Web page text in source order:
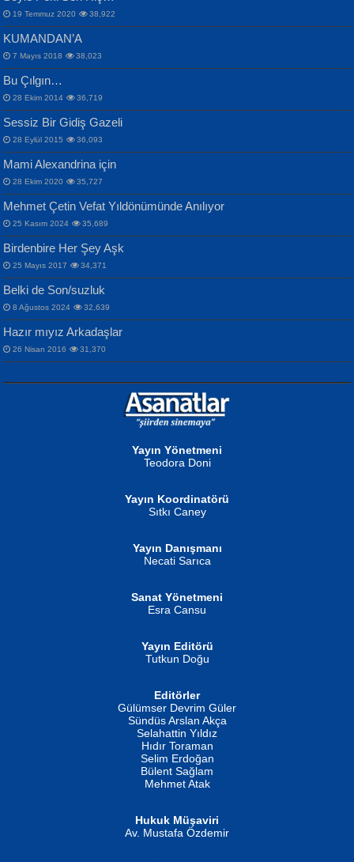
İPEK ACAR SERT
Gazze’nin Şecaati, Ümmetin İmtihanı...
MAHMUT GÜRBÜZ
İbrahim Olmak ve Bitirebilmek...
NURAN KÖSE BAYDAR
İSMAİL OKUTAN
Erkeklerin Kahrolması Ne Demektir
Selahattin Yıldız
İdrakimle Üşürken...
Songül Özel
Mahzen...
Ben Deniz Değilim ki...
Evvel Zaman Tanrıçası...
ERDEM BAYAZIT
Sana, Bana, Vatanıma, Ülkemin
İnsanlarına Dair...
NAZIM HİKMET RAN
Bir Cezaevinde, Tecritteki Adamın
Mektupları...
19 Temmuz 2020 38,922
KUMANDAN’A
7 Mayıs 2018 38,023
Bu Çılgın…
28 Ekim 2014 36,719
Sessiz Bir Gidiş Gazeli
28 Eylül 2015 36,093
Mami Alexandrina için
28 Ekim 2020 35,727
Mehmet Çetin Vefat Yıldönümünde Anılıyor
25 Kasım 2024 35,689
Birdenbire Her Şey Aşk
25 Mayıs 2017 34,371
Belki de Son/suzluk
8 Ağustos 2024 32,639
Hazır mıyız Arkadaşlar
26 Nisan 2016 31,370
Yayın Yönetmeni
Teodora Doni
Yayın Koordinatörü
Sıtkı Caney
Yayın Danışmanı
Necati Sarıca
Sanat Yönetmeni
Esra Cansu
Yayın Editörü
Tutkun Doğu
Editörler
Gülümser Devrim Güler
Sündüs Arslan Akça
Selahattin Yıldız
Hıdır Toraman
Selim Erdoğan
Bülent Sağlam
Mehmet Atak
Hukuk Müşaviri
Av. Mustafa Özdemir